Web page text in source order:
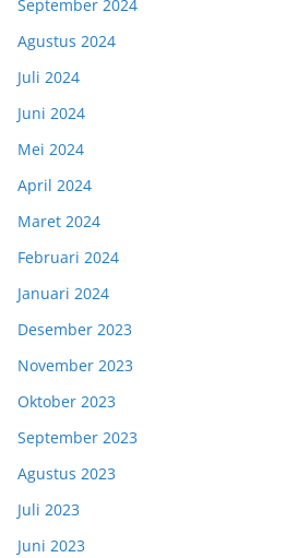
September 2024
Agustus 2024
Juli 2024
Juni 2024
Mei 2024
April 2024
Maret 2024
Februari 2024
Januari 2024
Desember 2023
November 2023
Oktober 2023
September 2023
Agustus 2023
Juli 2023
Juni 2023